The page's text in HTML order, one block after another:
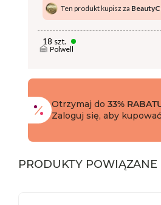
Ten produkt kupisz za
18 szt.
Polwell
Otrzymaj do 33%
Zaloguj się, aby
PRODUKTY POWIĄZANE